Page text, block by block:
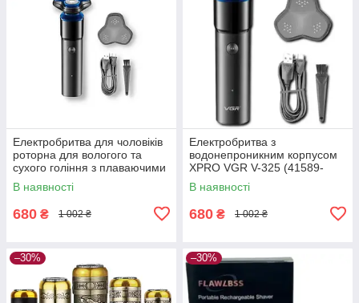
Електробритва для чоловіків
роторна для вологого та
сухого гоління з плаваючими
головками XPRO V-325 чорна
(41589-16009_299)
В наявності
680 ₴ 1 002 ₴
Електробритва з
водонепроникним корпусом
XPRO VGR V-325 (41589-
16009_291)
В наявності
680 ₴ 1 002 ₴
–30% –30%